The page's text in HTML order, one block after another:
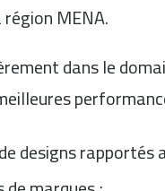
MENA.
dans le
designs rapportés